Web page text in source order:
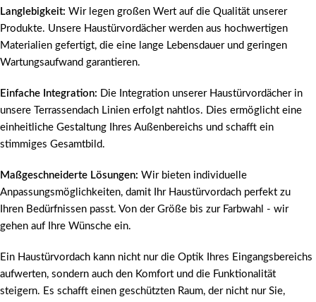
Langlebigkeit: Wir legen großen Wert auf die Qualität unserer
Produkte. Unsere Haustürvordächer werden aus hochwertigen
Materialien gefertigt, die eine lange Lebensdauer und geringen
Wartungsaufwand garantieren.
Einfache Integration: Die Integration unserer Haustürvordächer in
unsere Terrassendach Linien erfolgt nahtlos. Dies ermöglicht eine
einheitliche Gestaltung Ihres Außenbereichs und schafft ein
stimmiges Gesamtbild.
Maßgeschneiderte Lösungen: Wir bieten individuelle
Anpassungsmöglichkeiten, damit Ihr Haustürvordach perfekt zu
Ihren Bedürfnissen passt. Von der Größe bis zur Farbwahl - wir
gehen auf Ihre Wünsche ein.
Ein Haustürvordach kann nicht nur die Optik Ihres Eingangsbereichs
aufwerten, sondern auch den Komfort und die Funktionalität
steigern. Es schafft einen geschützten Raum, der nicht nur Sie,